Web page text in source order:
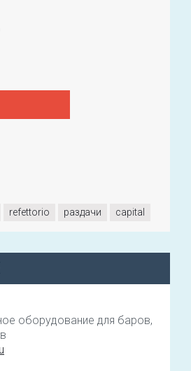
refettorio раздачи сapital
оборудование для баров,